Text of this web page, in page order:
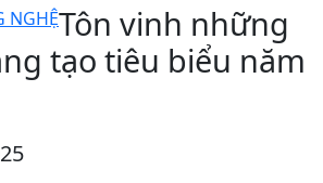
NGHỆTôn vinh những
tạo tiêu biểu năm